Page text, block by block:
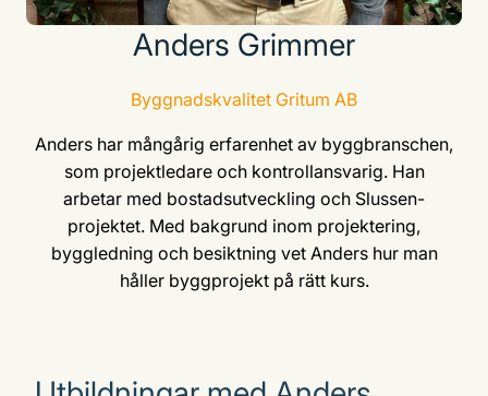
Anders Grimmer
Byggnadskvalitet Gritum AB
Anders har mångårig erfarenhet av byggbranschen,
som projektledare och kontrollansvarig. Han
arbetar med bostadsutveckling och Slussen-
projektet. Med bakgrund inom projektering,
byggledning och besiktning vet Anders hur man
håller byggprojekt på rätt kurs.